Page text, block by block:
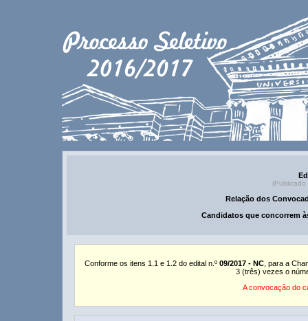
(Publicado
Relação dos
Candidatos que concorrem
Conforme os itens 1.1 e 1.2 do edital n.º 09/2017 - NC , para a
3 (três) vezes o
A convocação do